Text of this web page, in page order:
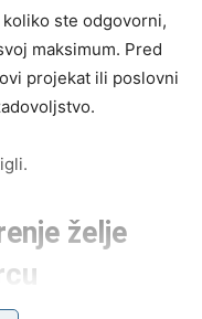
ste odgovorni,
maksimum. Pred
projekat ili poslovni
želje